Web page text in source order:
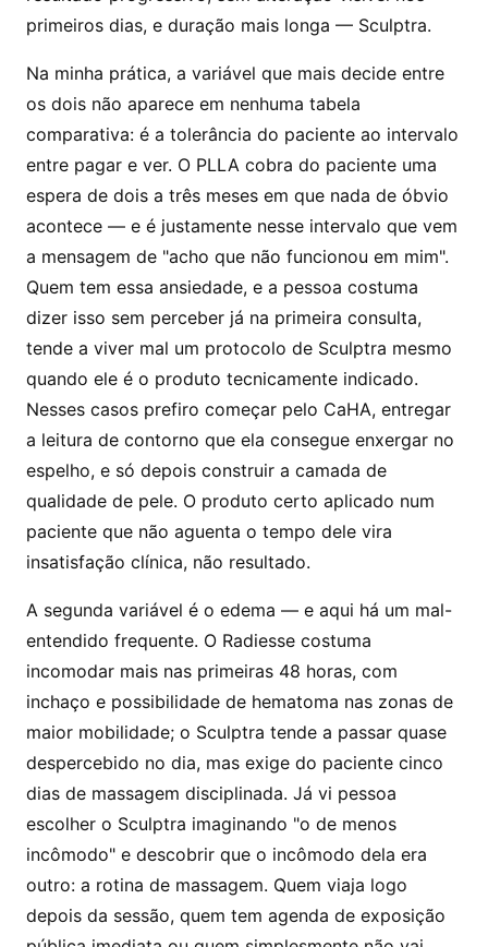
primeiros dias, e duração mais longa — Sculptra.
Na minha prática, a variável que mais decide entre
os dois não aparece em nenhuma tabela
comparativa: é a tolerância do paciente ao intervalo
entre pagar e ver. O PLLA cobra do paciente uma
espera de dois a três meses em que nada de óbvio
acontece — e é justamente nesse intervalo que vem
a mensagem de "acho que não funcionou em mim".
Quem tem essa ansiedade, e a pessoa costuma
dizer isso sem perceber já na primeira consulta,
tende a viver mal um protocolo de Sculptra mesmo
quando ele é o produto tecnicamente indicado.
Nesses casos prefiro começar pelo CaHA, entregar
a leitura de contorno que ela consegue enxergar no
espelho, e só depois construir a camada de
qualidade de pele. O produto certo aplicado num
paciente que não aguenta o tempo dele vira
insatisfação clínica, não resultado.
A segunda variável é o edema — e aqui há um mal-
entendido frequente. O Radiesse costuma
incomodar mais nas primeiras 48 horas, com
inchaço e possibilidade de hematoma nas zonas de
maior mobilidade; o Sculptra tende a passar quase
despercebido no dia, mas exige do paciente cinco
dias de massagem disciplinada. Já vi pessoa
escolher o Sculptra imaginando "o de menos
incômodo" e descobrir que o incômodo dela era
outro: a rotina de massagem. Quem viaja logo
depois da sessão, quem tem agenda de exposição